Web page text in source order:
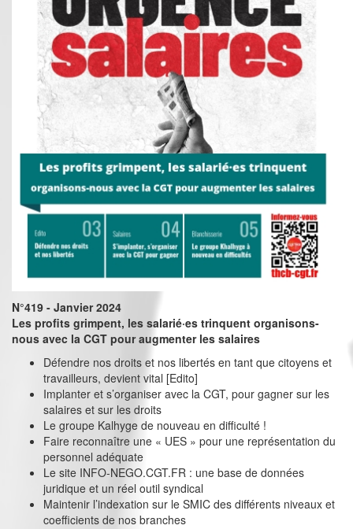
N°419 - Janvier 2024
Les profits grimpent, les salarié·es trinquent organisons-
nous avec la CGT pour augmenter les salaires
Défendre nos droits et nos libertés en tant que citoyens et
travailleurs, devient vital [Edito]
Implanter et s’organiser avec la CGT, pour gagner sur les
salaires et sur les droits
Le groupe Kalhyge de nouveau en difficulté !
Faire reconnaître une « UES » pour une représentation du
personnel adéquate
Le site INFO-NEGO.CGT.FR : une base de données
juridique et un réel outil syndical
Maintenir l’indexation sur le SMIC des différents niveaux et
coefficients de nos branches